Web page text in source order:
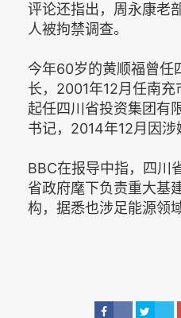
评论还指出，周永康老
人被拘禁调查。
今年60岁的黄顺福曾任
长，2001年12月任南
起任四川省投资集团有
书记，2014年12月因涉
BBC在报导中指，四川
省政府麾下负责重大基
构，据悉也涉足能源领域